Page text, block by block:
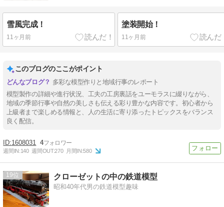
雪風完成！
11ヶ月前
塗装開始！
11ヶ月前
このブログのここがポイント
多彩な模型作りと地域行事のレポート
模型製作の詳細や進行状況、工夫の工房裏話をユーモラスに綴りながら、
地域の季節行事や自然の美しさも伝える彩り豊かな内容です。初心者から
上級者まで楽しめる情報と、人の生活に寄り添ったトピックスをバランス
良く配信。
1608031 4
週間IN:140 週間OUT:270 月間IN:580
19 クローゼットの中の鉄道模型
昭和40年代男の鉄道模型趣味